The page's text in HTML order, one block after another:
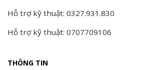
Hỗ trợ kỹ thuật: 0327.931.830
Hỗ trợ kỹ thuật: 0707709106
THÔNG TIN